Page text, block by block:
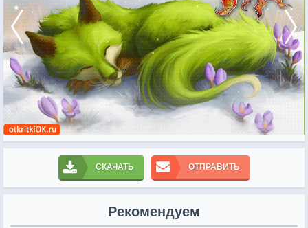
СКАЧАТЬ ОТПРАВИТЬ
Рекомендуем